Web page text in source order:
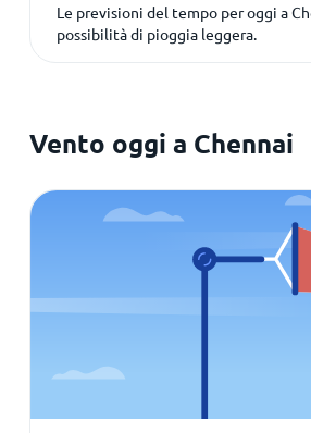
Le previsioni del tempo per oggi a
possibilità di pioggia leggera.
Vento oggi a Chennai